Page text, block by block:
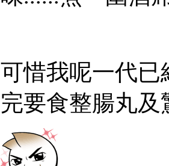
可惜我呢一代
完要食整腸丸